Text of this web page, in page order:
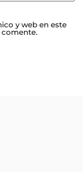
y web en este
comente.